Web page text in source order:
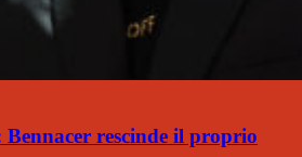
rescinde il proprio